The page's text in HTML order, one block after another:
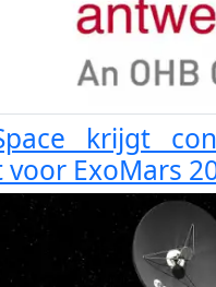
krijgt
ExoMars